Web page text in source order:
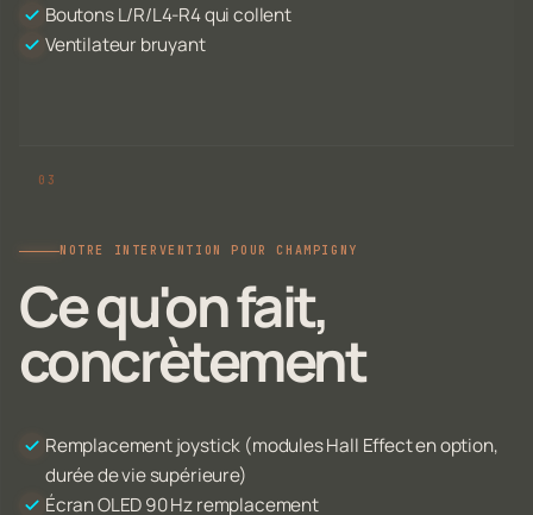
Boutons L/R/L4-R4 qui collent
Ventilateur bruyant
NOTRE INTERVENTION POUR CHAMPIGNY
Ce qu'on fait,
concrètement
Remplacement joystick (modules Hall Effect en option,
durée de vie supérieure)
Écran OLED 90 Hz remplacement